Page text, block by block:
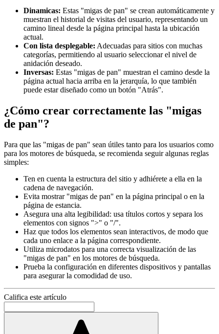
Dinamicas: Estas "migas de pan" se crean automáticamente y
muestran el historial de visitas del usuario, representando un
camino lineal desde la página principal hasta la ubicación
actual.
Con lista desplegable: Adecuadas para sitios con muchas
categorías, permitiendo al usuario seleccionar el nivel de
anidación deseado.
Inversas: Estas "migas de pan" muestran el camino desde la
página actual hacia arriba en la jerarquía, lo que también
puede estar diseñado como un botón "Atrás".
¿Cómo crear correctamente las "migas
de pan"?
Para que las "migas de pan" sean útiles tanto para los usuarios como
para los motores de búsqueda, se recomienda seguir algunas reglas
simples:
Ten en cuenta la estructura del sitio y adhiérete a ella en la
cadena de navegación.
Evita mostrar "migas de pan" en la página principal o en la
página de estancia.
Asegura una alta legibilidad: usa títulos cortos y separa los
elementos con signos ">" o "/".
Haz que todos los elementos sean interactivos, de modo que
cada uno enlace a la página correspondiente.
Utiliza microdatos para una correcta visualización de las
"migas de pan" en los motores de búsqueda.
Prueba la configuración en diferentes dispositivos y pantallas
para asegurar la comodidad de uso.
Califica este artículo